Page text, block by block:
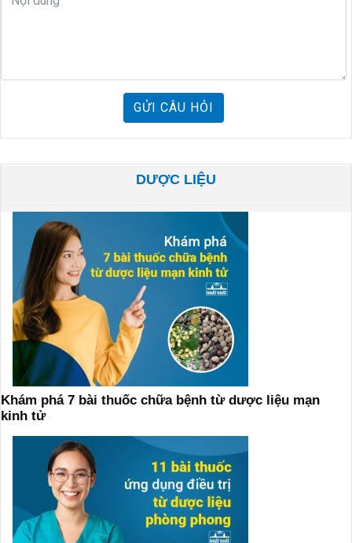
GỬI CÂU HỎI
DƯỢC LIỆU
Khám phá 7 bài thuốc chữa bệnh từ dược liệu mạn
kinh tử